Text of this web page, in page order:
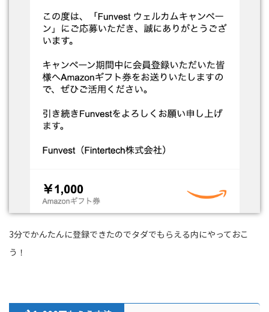
3分でかんたんに登録できたのでタダでもらえる内にやっておこ
う！